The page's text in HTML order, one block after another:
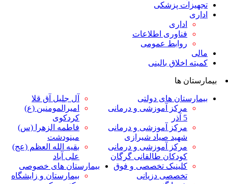
پزشکی
اطلاعات
عمومی
بالینی
های دولتی
آموزشی و درمانی
آموزشی و درمانی
صیاد شیرازی
آموزشی و درمانی
طالقانی گرگان
تخصصی و فوق
دزیانی
آل جلیل آق قلا
امیرالمومنین (ع)
فاطمه الزهرا (س)
بقیه الله العظم (عج)
علی آباد
بیمارستان های خصوصی
بیمارستان و زایشگاه